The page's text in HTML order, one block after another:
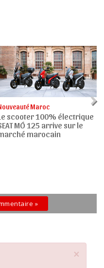
Maroc
scooter 100% électrique
MÓ 125 arrive sur le
marocain
»
×